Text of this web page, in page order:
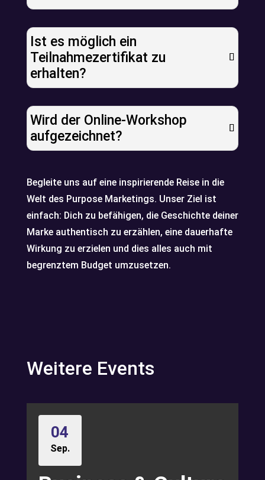
Ist es möglich ein
Teilnahmezertifikat zu
erhalten?
Wird der Online-Workshop
aufgezeichnet?
Begleite uns auf eine inspirierende Reise in die
Welt des Purpose Marketings. Unser Ziel ist
einfach: Dich zu befähigen, die Geschichte deiner
Marke authentisch zu erzählen, eine dauerhafte
Wirkung zu erzielen und dies alles auch mit
begrenztem Budget umzusetzen.
Weitere Events
04
Sep.